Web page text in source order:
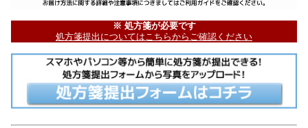
※ 処方箋が必要です
処方箋提出についてはこちらからご確認ください